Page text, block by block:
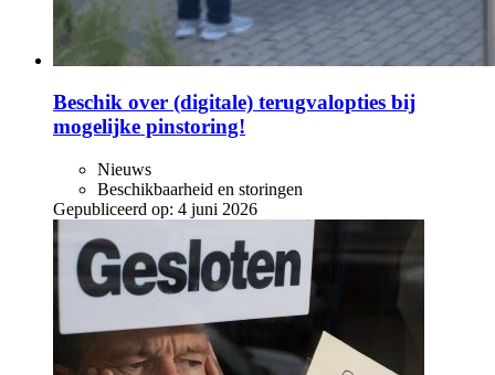
Beschik over (digitale) terugvalopties bij
mogelijke pinstoring!
Nieuws
Beschikbaarheid en storingen
Gepubliceerd op: 4 juni 2026